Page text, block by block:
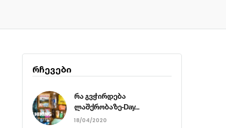
რჩევები
რა გვჭირდება
ლაშქრობაზე-Day...
18/04/2020